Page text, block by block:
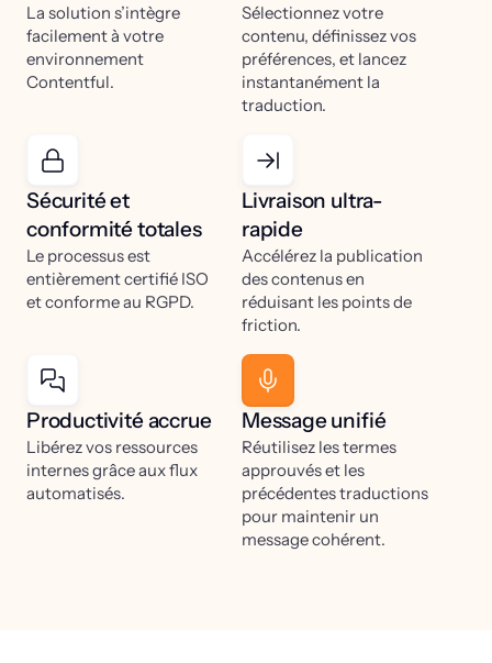
La solution s’intègre
facilement à votre
environnement
Contentful.
Sélectionnez votre
contenu, définissez vos
préférences, et lancez
instantanément la
traduction.
Sécurité et
conformité totales
Le processus est
entièrement certifié ISO
et conforme au RGPD.
Livraison ultra-
rapide
Accélérez la publication
des contenus en
réduisant les points de
friction.
Productivité accrue
Libérez vos ressources
internes grâce aux flux
automatisés.
Message unifié
Réutilisez les termes
approuvés et les
précédentes traductions
pour maintenir un
message cohérent.